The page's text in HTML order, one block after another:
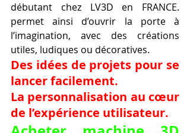
débutant chez LV3D en FRANCE.
permet ainsi d’ouvrir la porte à
l’imagination, avec des créations
utiles, ludiques ou décoratives.
Des idées de projets pour se
lancer facilement.
La personnalisation au cœur
de l’expérience utilisateur.